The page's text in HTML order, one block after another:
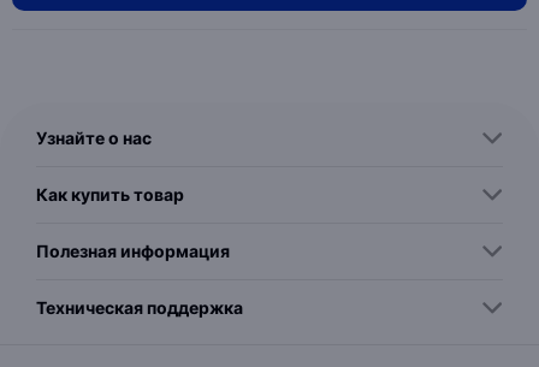
Узнайте о нас
Как купить товар
Полезная информация
Техническая поддержка